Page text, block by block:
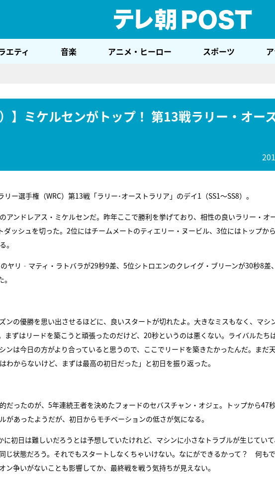
エティ 音楽 アニメ・ヒーロー スポーツ
】ミケルセンがトップ！ 第13戦ラリー・オー
ー選手権（WRC）第13戦「ラリー･オーストラリア」のデイ1（SS1～SS8）。
アンドレアス・ミケルセンだ。昨年ここで勝利を挙げており、相性の良いラリー・オ
ッシュを切った。2位にはチームメートのティエリー・ヌービル、3位にはトップか
。
ヤリ‐マティ・ラトバラが29秒9差、5位シトロエンのクレイグ・ブリーンが30秒8差
ンの優勝を思い出させるほどに、良いスタートが切れたよ。大きなミスもなく、マシ
まずはリードを築こうと頑張ったのだけど、20秒というのは悪くない。ライバルたち
ンは今日の方がより合っていると思うので、ここでリードを築きたかったんだ。まだ
わからないけど、まずは最高の初日だった」と初日を振り返った。
だったのが、5年連続王者を決めたフォードのセバスチャン・オジェ。トップから47
あったようだが、初日からモチベーションの低さが気になる。
に初日は難しいだろうとは予想していたけれど、マシンに小さなトラブルが生じてい
じ状態だろう。それでもスタートしなくちゃいけない。なにができるかって？ 何もで
ン争いがないことも影響してか、最終戦を戦う気持ちが見えない。
E齋藤樹愛羅＆佐
ビュー